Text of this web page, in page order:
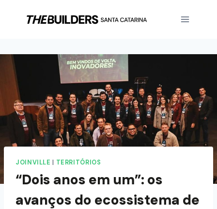
JOINVILLE TERRITÓRIOS
“Dois anos em um”: os
avanços do ecossistema de